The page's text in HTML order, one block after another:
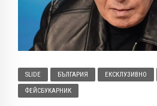
SLIDE БЪЛГАРИЯ ЕКСКЛУЗИВНО
ФЕЙСБУКАРНИК